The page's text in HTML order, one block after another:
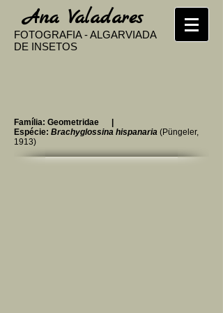
​Ana Valadares
FOTOGRAFIA - ALGARVIADA
DE INSETOS
Família: Geometridae |
Espécie: Brachyglossina hispanaria (Püngeler,
1913)